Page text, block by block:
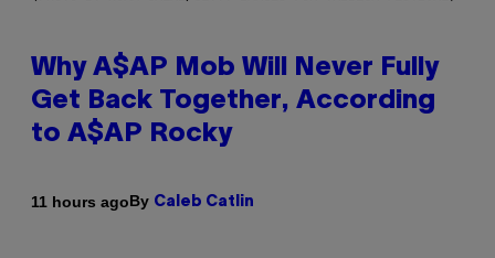
Why A$AP Mob Will Never Fully
Get Back Together, According
to A$AP Rocky
11 hours agoBy Caleb Catlin